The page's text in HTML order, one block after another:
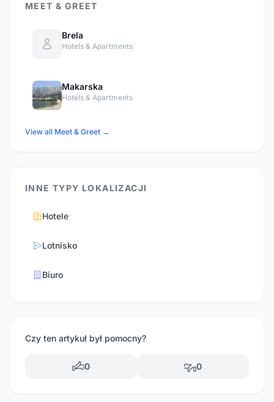
MEET & GREET
Brela
Hotels & Apartments
Makarska
Hotels & Apartments
View all Meet & Greet →
INNE TYPY LOKALIZACJI
Hotele
Lotnisko
Biuro
Czy ten artykuł był pomocny?
0 0